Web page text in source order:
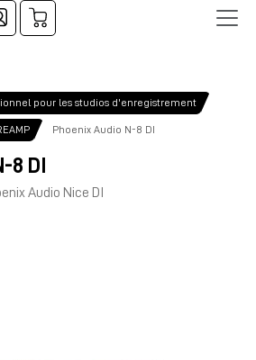
pour les studios d'enregistrement
Phoenix Audio N-8 DI
8 DI
Audio Nice DI